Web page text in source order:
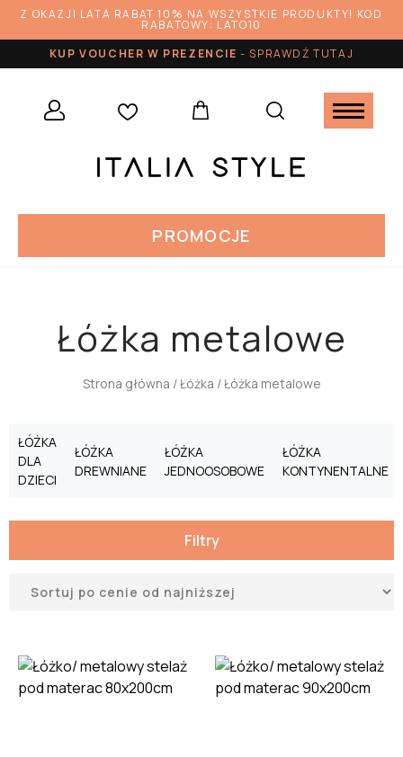
Z OKAZJI LATA RABAT 10% NA WSZYSTKIE PRODUKTY! KOD
RABATOWY: LATO10
KUP VOUCHER W PREZENCIE-SPRAWDŹ TUTAJ
PROMOCJE
Łóżka metalowe
Strona główna /Łóżka / Łóżka metalowe
ŁÓŻKA
DLA
DZIECI
ŁÓŻKA
DREWNIANE
ŁÓŻKA
JEDNOOSOBOWE
ŁÓŻKA
KONTYNENTALNE
Filtry